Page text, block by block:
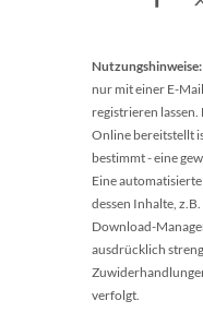
Nutzungshinweise:
nur mit einer E-
registrieren
Online bereitstellt
bestimmt - eine
Eine
dessen Inhalte,
Download-
ausdrücklich
verfolgt.